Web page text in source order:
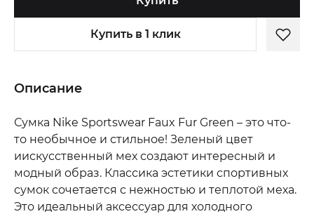
Купить в 1 клик
Описание
Сумка Nike Sportswear Faux Fur Green – это что-
то необычное и стильное! Зеленый цвет
иискусственный мех создают интересный и
модный образ. Классика эстетики спортивных
сумок сочетается с нежностью и теплотой меха.
Это идеальный аксессуар для холодного